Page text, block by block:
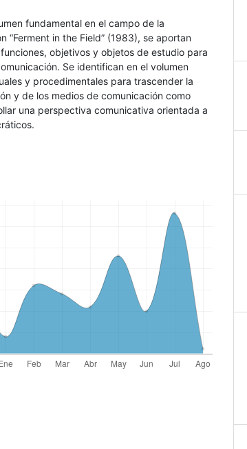
fundamental en el campo de la
“Ferment in the Field” (1983), se aportan
objetivos y objetos de estudio para
Se identifican en el volumen
y procedimentales para trascender la
y de los medios de comunicación como
una perspectiva comunicativa orientada a